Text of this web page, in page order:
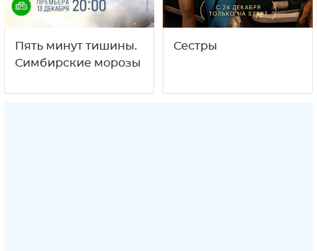
Пять минут тишины.
Симбирские морозы
Сестры